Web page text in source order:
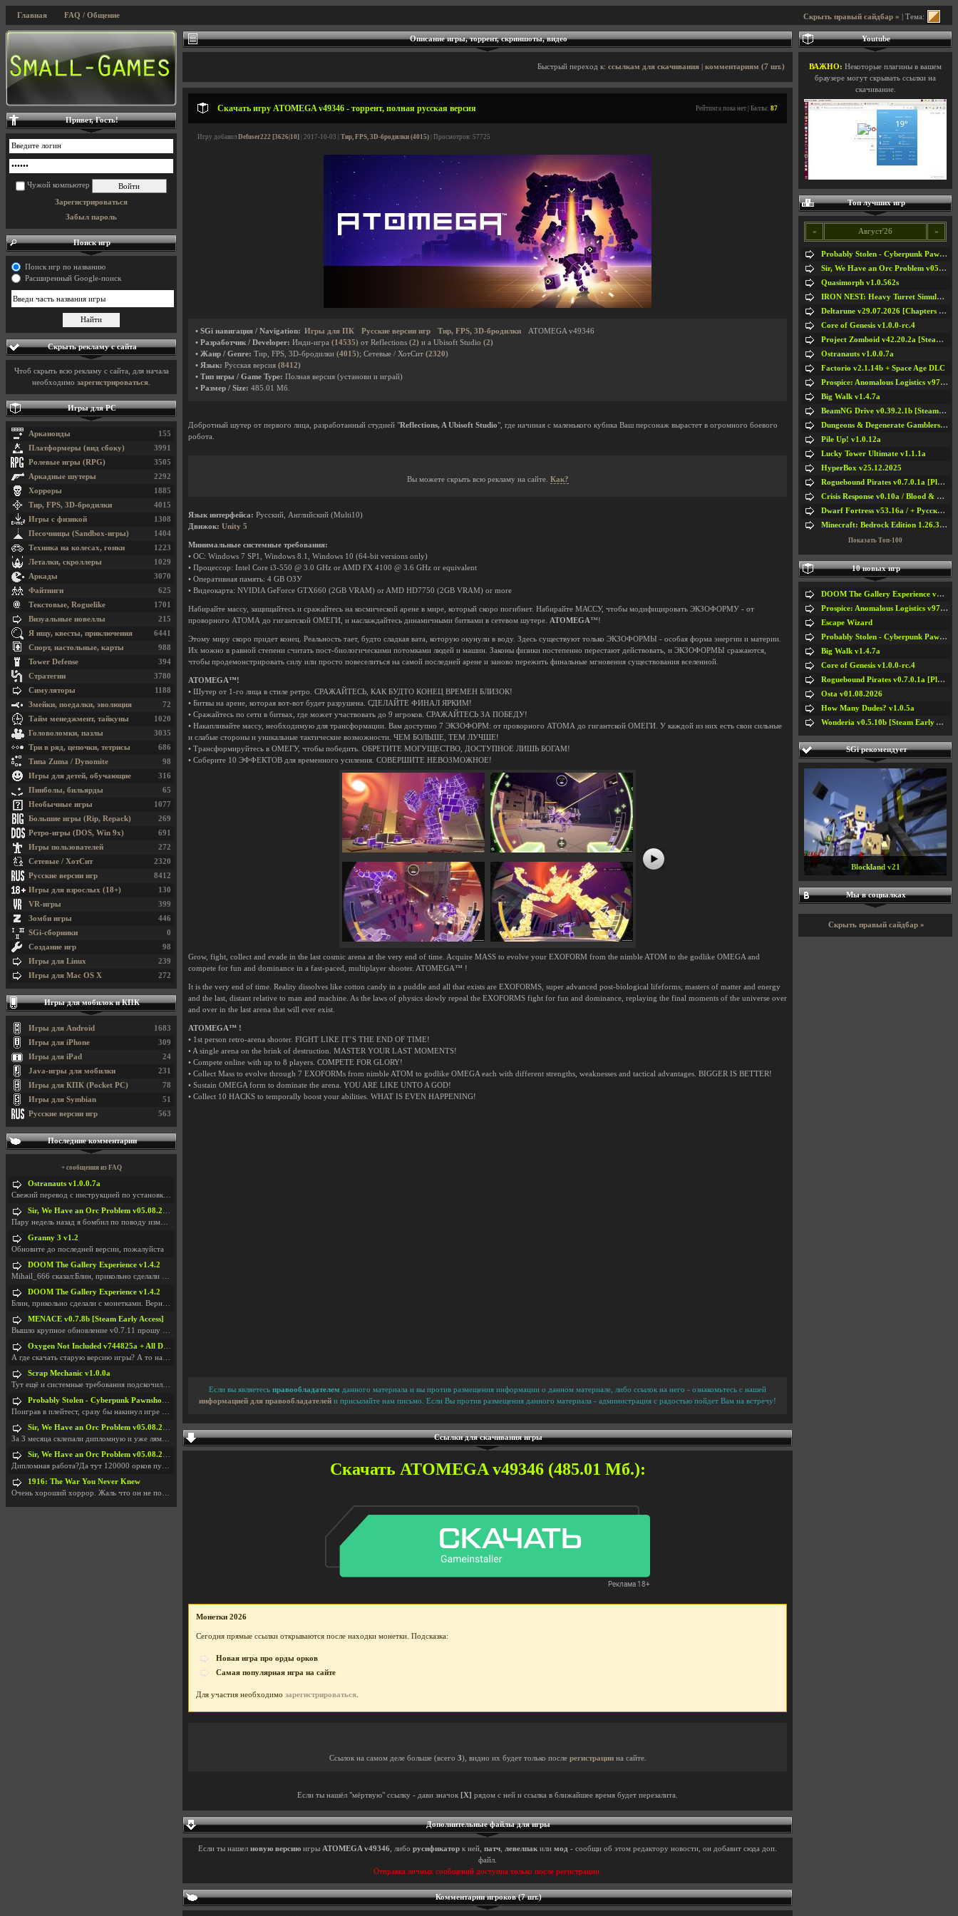
Скрыть правый сайдбар » | Тема:
Главная FAQ / Общение
Описание игры, торрент, скриншоты, видео
Быстрый переход к: ссылкам для скачивания комментариям (7 шт.)
Скачать игру ATOMEGA v49346 - торрент, полная русская версия Рейтинга пока нет | Баллы: 87
Игру добавил Defuser222 [3626|10] | 2017-10-03 | Тир, FPS, 3D-бродилки (4015) | Просмотров: 57725
• SGi навигация / Navigation: Игры для ПК Русские версии игр Тир, FPS, 3D-бродилки
ATOMEGA v49346
• Разработчик / Developer: Инди-игра (14535) от Reflections (2) и a Ubisoft Studio (2)
• Жанр / Genre: Тир, FPS, 3D-бродилки (4015); Сетевые / ХотСит (2320)
• Язык: Русская версия (8412)
• Тип игры / Game Type: Полная версия (установи и играй)
• Размер / Size: 485.01 Мб.
Добротный шутер от первого лица, разработанный студией "Reflections, A Ubisoft Studio", где начиная с маленького кубика Ваш персонаж вырастет в огромного боевого
робота.
Вы можете скрыть всю рекламу на сайте. Как?
Язык интерфейса: Русский, Английский (Multi10)
Движок: Unity 5
Минимальные системные требования:
• ОС: Windows 7 SP1, Windows 8.1, Windows 10 (64-bit versions only)
• Процессор: Intel Core i3-550 @ 3.0 GHz or AMD FX 4100 @ 3.6 GHz or equivalent
• Оперативная память: 4 GB ОЗУ
• Видеокарта: NVIDIA GeForce GTX660 (2GB VRAM) or AMD HD7750 (2GB VRAM) or more
Набирайте массу, защищайтесь и сражайтесь на космической арене в мире, который скоро погибнет. Набирайте МАССУ, чтобы модифицировать ЭКЗОФОРМУ - от
проворного АТОМА до гигантской ОМЕГИ, и наслаждайтесь динамичными битвами в сетевом шутере. ATOMEGA™!
Этому миру скоро придет конец. Реальность тает, будто сладкая вата, которую окунули в воду. Здесь существуют только ЭКЗОФОРМЫ - особая форма энергии и материи.
Их можно в равной степени считать пост-биологическими потомками людей и машин. Законы физики постепенно перестают действовать, и ЭКЗОФОРМЫ сражаются,
чтобы продемонстрировать силу или просто повеселиться на самой последней арене и заново пережить финальные мгновения существования вселенной.
ATOMEGA™!
• Шутер от 1-го лица в стиле ретро. СРАЖАЙТЕСЬ, КАК БУДТО КОНЕЦ ВРЕМЕН БЛИЗОК!
• Битвы на арене, которая вот-вот будет разрушена. СДЕЛАЙТЕ ФИНАЛ ЯРКИМ!
• Сражайтесь по сети в битвах, где может участвовать до 9 игроков. СРАЖАЙТЕСЬ ЗА ПОБЕДУ!
• Накапливайте массу, необходимую для трансформации. Вам доступно 7 ЭКЗОФОРМ: от проворного АТОМА до гигантской ОМЕГИ. У каждой из них есть свои сильные
и слабые стороны и уникальные тактические возможности. ЧЕМ БОЛЬШЕ, ТЕМ ЛУЧШЕ!
• Трансформируйтесь в ОМЕГУ, чтобы победить. ОБРЕТИТЕ МОГУЩЕСТВО, ДОСТУПНОЕ ЛИШЬ БОГАМ!
• Соберите 10 ЭФФЕКТОВ для временного усиления. СОВЕРШИТЕ НЕВОЗМОЖНОЕ!
Grow, fight, collect and evade in the last cosmic arena at the very end of time. Acquire MASS to evolve your EXOFORM from the nimble ATOM to the godlike OMEGA and
compete for fun and dominance in a fast-paced, multiplayer shooter. ATOMEGA™ !
It is the very end of time. Reality dissolves like cotton candy in a puddle and all that exists are EXOFORMS, super advanced post-biological lifeforms; masters of matter and energy
and the last, distant relative to man and machine. As the laws of physics slowly repeal the EXOFORMS fight for fun and dominance, replaying the final moments of the universe over
and over in the last arena that will ever exist.
ATOMEGA™ !
• 1st person retro-arena shooter. FIGHT LIKE IT’S THE END OF TIME!
• A single arena on the brink of destruction. MASTER YOUR LAST MOMENTS!
• Compete online with up to 8 players. COMPETE FOR GLORY!
• Collect Mass to evolve through 7 EXOFORMs from nimble ATOM to godlike OMEGA each with different strengths, weaknesses and tactical advantages. BIGGER IS BETTER!
• Sustain OMEGA form to dominate the arena. YOU ARE LIKE UNTO A GOD!
• Collect 10 HACKS to temporally boost your abilities. WHAT IS EVEN HAPPENING!
Если вы являетесь правообладателем данного материала и вы против размещения информации о данном материале, либо ссылок на него - ознакомьтесь с нашей
информацией для правообладателей и присылайте нам письмо. Если Вы против размещения данного материала - администрация с радостью пойдет Вам на встречу!
Ссылки для скачивания игры
Скачать ATOMEGA v49346 (485.01 Мб.):
Монетки 2026
Сегодня прямые ссылки открываются после находки монетки. Подсказка:
Новая игра про орды орков
Самая популярная игра на сайте
Для участия необходимо зарегистрироваться
Ссылок на самом деле больше (всего 3), видно их будет только после регистрациина сайте.
Если ты нашёл "мёртвую" ссылку - дави значок [X] рядом с ней и ссылка в ближайшее время будет перезалита.
Дополнительные файлы для игры
Если ты нашел новую версию игры ATOMEGA v49346 , либо русификатор к ней, патч левелпак или мод - сообщи об этом редактору новости, он добавит сюда доп.
файл.
Отправка личных сообщений доступна только после регистрации.
Комментарии игроков (7 шт.)
Привет, Гость!
Чужой компьютер
Зарегистрироваться
Забыл пароль
Поиск игр
Поиск игр по названию
Расширенный Google-поиск
Скрыть рекламу с сайта
Чтоб скрыть всю рекламу с сайта, для начала
необходимо зарегистрироваться
Игры для PC
155
Арканоиды
3991
Платформеры (вид сбоку)
3505
Ролевые игры (RPG)
2292
Аркадные шутеры
1885
Хорроры
4015
Тир, FPS, 3D-бродилки
1308
Игры с физикой
1404
Песочницы (Sandbox-игры)
1223
Техника на колесах, гонки
1029
Леталки, скроллеры
3070
Аркады
625
Файтинги
1701
Текстовые, Roguelike
215
Визуальные новеллы
6441
Я ищу, квесты, приключения
988
Спорт, настольные, карты
394
Tower Defense
3780
Стратегии
1188
Симуляторы
72
Змейки, поедалки, эволюция
1020
Тайм менеджмент, тайкуны
3035
Головоломки, пазлы
686
Три в ряд, цепочки, тетрисы
98
Типа Zuma / Dynomite
316
Игры для детей, обучающие
65
Пинболы, бильярды
1077
Необычные игры
269
Большие игры (Rip, Repack)
691
Ретро-игры (DOS, Win 9x)
272
Игры пользователей
2320
Сетевые / ХотСит
8412
Русские версии игр
130
Игры для взрослых (18+)
399
VR-игры
446
Зомби игры
0
SGi-сборники
98
Создание игр
239
Игры для Linux
272
Игры для Mac OS X
Игры для мобилок и КПК
1683
Игры для Android
309
Игры для iPhone
24
Игры для iPad
231
Java-игры для мобилки
78
Игры для КПК (Pocket PC)
51
Игры для Symbian
563
Русские версии игр
Последние комментарии
+ сообщения из FAQ
Ostranauts v1.0.0.7a
Свежий перевод с инструкцией по установкеhttps://g
Sir, We Have an Orc Problem v05.08.2026
Пару недель назад я бомбил по поводу изменения мин
Granny 3 v1.2
Обновите до последней версии, пожалуйста
DOOM The Gallery Experience v1.4.2
Mihail_666 сказал:Блин, прикольно сделали с монетк
DOOM The Gallery Experience v1.4.2
Блин, прикольно сделали с монетками. Вернулся в св
MENACE v0.7.8b [Steam Early Access]
Вышло крупное обновление v0.7.11 прошу обновить
Oxygen Not Included v744825a + All DLC
А где скачать старую версию игры? А то на новой но
Scrap Mechanic v1.0.0a
Тут ещё и системные требования подскочили. Если не
Probably Stolen - Cyberpunk Pawnshop Simulator v048c [Playtest]
Поиграв в плейтест, сразу бы накинул игре наивысши
Sir, We Have an Orc Problem v05.08.2026
За 3 месяца склепали дипломную и уже лям двести ба
Sir, We Have an Orc Problem v05.08.2026
Дипломная работа?Да тут 120000 орков путь выбирают
1916: The War You Never Knew
Очень хороший хоррор. Жаль что он не получил должн
Youtube
ВАЖНО: Некоторые плагины в вашем
браузере могут скрывать ссылки на
скачивание.
Топ лучших игр
« Август'26 »
Probably Stolen - Cyberpunk Pawnshop Simulator v048c [Playtest]
Sir, We Have an Orc Problem v05.08.2026
Quasimorph v1.0.562s
IRON NEST: Heavy Turret Simulator v1.0a
Deltarune v29.07.2026 [Chapters 1-5] / + RUS [Chapters 1-5]
Core of Genesis v1.0.0-rc.4
Project Zomboid v42.20.2a [Steam Early Access]
Ostranauts v1.0.0.7a
Factorio v2.1.14b + Space Age DLC
Prospice: Anomalous Logistics v97 [Playtest]
Big Walk v1.4.7a
BeamNG Drive v0.39.2.1b [Steam Early Access]
Dungeons & Degenerate Gamblers v2.0.2a
Pile Up! v1.0.12a
Lucky Tower Ultimate v1.1.1a
HyperBox v25.12.2025
Roguebound Pirates v0.7.0.1a [Playtest]
Crisis Response v0.10a / Blood & Bullet
Dwarf Fortress v53.16a / + Русская Версия v50.12a
Minecraft: Bedrock Edition 1.26.33.1a / + TLauncher v2.89
Показать Топ-100
10 новых игр
DOOM The Gallery Experience v1.4.2
Prospice: Anomalous Logistics v97 [Playtest]
Escape Wizard
Probably Stolen - Cyberpunk Pawnshop Simulator v048c [Playtest]
Big Walk v1.4.7a
Core of Genesis v1.0.0-rc.4
Roguebound Pirates v0.7.0.1a [Playtest]
Osta v01.08.2026
How Many Dudes? v1.0.5a
Wonderia v0.5.10b [Steam Early Access]
SGi рекомендует
Oxygen Not Included v744825a + All
DLC
Мы в социалках
Скрыть правый сайдбар »